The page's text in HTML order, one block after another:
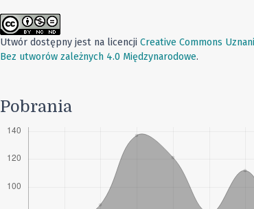
Utwór dostępny jest na licencji Creative Commons
Bez utworów zależnych 4.0 Międzynarodowe.
Pobrania